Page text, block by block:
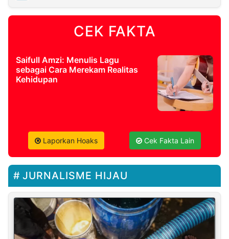
CEK FAKTA
Saifull Amzi: Menulis Lagu
sebagai Cara Merekam Realitas
Kehidupan
Laporkan Hoaks Cek Fakta Lain
JURNALISME HIJAU